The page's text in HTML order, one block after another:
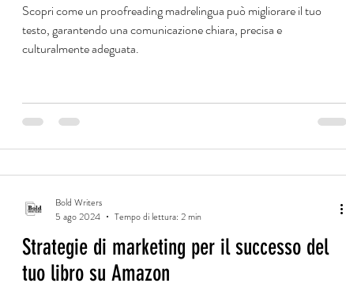
Scopri come un proofreading madrelingua può migliorare il tuo
testo, garantendo una comunicazione chiara, precisa e
culturalmente adeguata.
Strategie di marketing per il successo del
tuo libro su Amazon
Bold Writers
5 ago 2024
Tempo di lettura: 2 min